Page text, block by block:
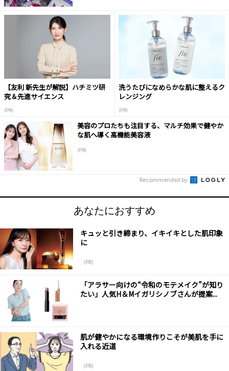
【友利 新先生が解説】ハチミツ研
究＆先進サイエンス
(PR)
洗うたびになめらかな肌に整えるク
レンジング
(PR)
美容のプロたちも注目する、マルチ効果で健やか
な肌へ導く高機能美容液
(PR)
Recommended by
あなたにおすすめ
キュッと引き締まり、イキイキとした肌印象
に
（PR）
「アラサー向けの“令和のモテメイク”が知り
たい」人気H＆Mイガリシノブさんが提案...
肌が健やかになる環境作りこそが美肌を手に
入れる近道
（PR）